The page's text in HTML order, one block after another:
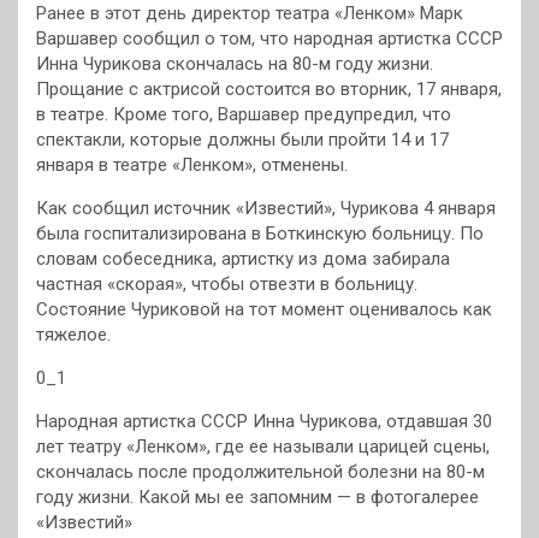
Ранее в этот день директор театра «Ленком» Марк
Варшавер сообщил о том, что народная артистка СССР
Инна Чурикова скончалась на 80-м году жизни.
Прощание с актрисой состоится во вторник, 17 января,
в театре. Кроме того, Варшавер предупредил, что
спектакли, которые должны были пройти 14 и 17
января в театре «Ленком», отменены.
Как сообщил источник «Известий», Чурикова 4 января
была госпитализирована в Боткинскую больницу. По
словам собеседника, артистку из дома забирала
частная «скорая», чтобы отвезти в больницу.
Состояние Чуриковой на тот момент оценивалось как
тяжелое.
0_1
Народная артистка СССР Инна Чурикова, отдавшая 30
лет театру «Ленком», где ее называли царицей сцены,
скончалась после продолжительной болезни на 80-м
году жизни. Какой мы ее запомним — в фотогалерее
«Известий»